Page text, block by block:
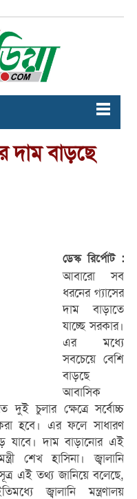
দাম বাড়ছে
ডেস্ক রির্পোট :
আবারো সব
ধরনের গ্যাসের
দাম বাড়াতে
যাচ্ছে সরকার।
এর মধ্যে
সবচেয়ে বেশি
বাড়ছে
আবাসিক
দুই চুলার ক্ষেত্রে সর্বোচ্চ
হবে। এর ফলে সাধারণ
যাবে। দাম বাড়ানোর এই
শেখ হাসিনা। জ্বালানি
সূত্র এই তথ্য জানিয়ে বলেছে,
জ্বালানি মন্ত্রণালয়